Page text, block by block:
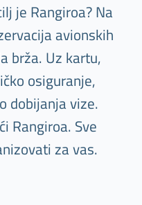
je Rangiroa? Na
avionskih
brža. Uz kartu,
osiguranje,
dobijanja vize.
Rangiroa. Sve
za vas.